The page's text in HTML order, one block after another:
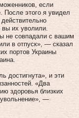
если
После этого я увидел
их уволили.
не совпадали с вашим
в отпуск», — сказал
портов Украины
достигнута», и эти
«Два
здоровья близких
увольнение», —